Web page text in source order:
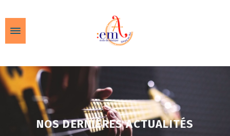
NOS DERNIÈRES ACTUALITÉS